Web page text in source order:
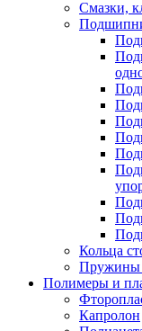
Смазки,
Кольца
Пружины
Полимеры и
Капролон